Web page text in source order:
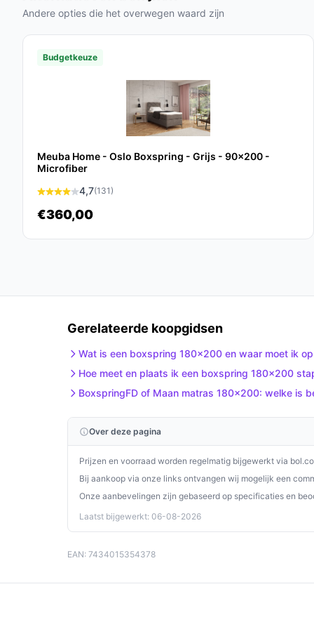
Veelgestelde vragen
Met goede zorg en regelmatig onderhoud kan
het een duurzame investering maakt.
Is dit geschikt voor een tweepersoons gebruik?
Ja, de Boxspring Bravo is speciaal ontworpen
en comfort voor een goede nachtrust.
Wat zijn de belangrijkste verschillen met andere
De Bravo onderscheidt zich door zijn massieve
wat zorgt voor een betere ondersteuning dan
een combinatie van kwaliteit, stijl en
past bij jouw behoeften!
Andere opties die het overwegen waard zijn
Budgetkeuze
Meuba Home - Oslo Boxspring - Grijs - 90x200 -
Microfiber
4,7(131)
€360,00
Gerelateerde koopgidsen
Wat is een boxspring 180x200 en waar moet ik
Hoe meet en plaats ik een boxspring 180x200
BoxspringFD of Maan matras 180x200: welke is
Over deze pagina
Prijzen en voorraad worden regelmatig bijgewerkt via
Bij aankoop via onze links ontvangen wij mogelijk een
Onze aanbevelingen zijn gebaseerd op specificaties en
Laatst bijgewerkt: 06-08-2026
EAN: 7434015354378